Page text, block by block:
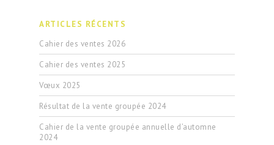
ARTICLES RÉCENTS
Cahier des ventes 2026
Cahier des ventes 2025
Vœux 2025
Résultat de la vente groupée 2024
Cahier de la vente groupée annuelle d’automne
2024